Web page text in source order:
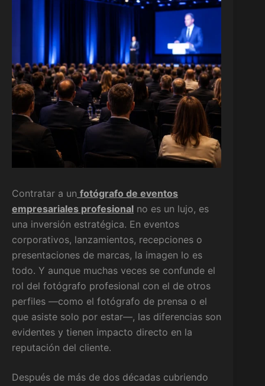
Contratar a un fotógrafo de eventos
empresariales profesional no es un lujo, es
una inversión estratégica. En eventos
corporativos, lanzamientos, recepciones o
presentaciones de marcas, la imagen lo es
todo. Y aunque muchas veces se confunde el
rol del fotógrafo profesional con el de otros
perfiles —como el fotógrafo de prensa o el
que asiste solo por estar—, las diferencias son
evidentes y tienen impacto directo en la
reputación del cliente.
Después de más de dos décadas cubriendo